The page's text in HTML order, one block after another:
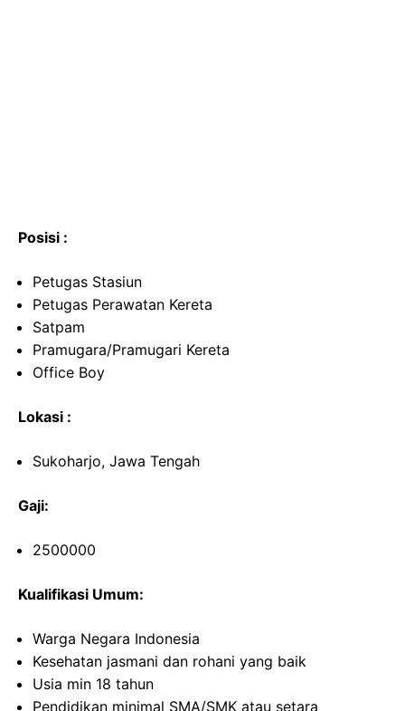
Posisi :
Petugas Stasiun
Petugas Perawatan Kereta
Satpam
Pramugara/Pramugari Kereta
Office Boy
Lokasi :
Sukoharjo, Jawa Tengah
Gaji:
2500000
Kualifikasi Umum:
Warga Negara Indonesia
Kesehatan jasmani dan rohani yang baik
Usia min 18 tahun
Pendidikan minimal SMA/SMK atau setara